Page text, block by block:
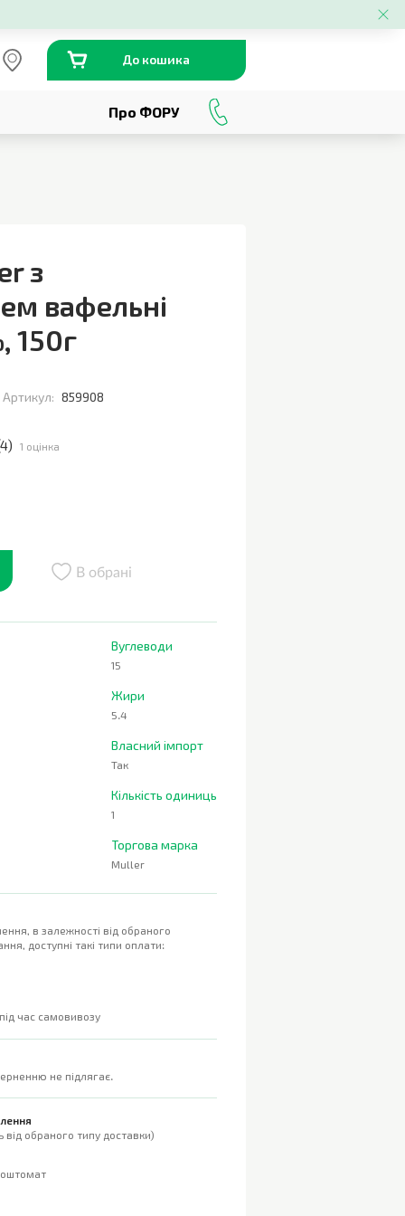
До кошика
Про ФОРУ
з
вафельні
, 150г
Артикул: 859908
4) 1 оцінка
В обрані
Вуглеводи
15
Жири
5.4
Власний імпорт
Так
Кількість одиниць
1
Торгова марка
Muller
в залежності від обраного
доступні такі типи оплати:
час самовивозу
не підлягає.
обраного типу доставки)